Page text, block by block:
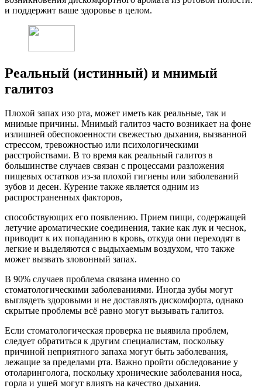
и поддержит ваше здоровье в целом.
Реальный (истинный) и мнимый
галитоз
Плохой запах изо рта, может иметь как реальные, так и
мнимые причины. Мнимый галитоз часто возникает на фоне
излишней обеспокоенности свежестью дыхания, вызванной
стрессом, тревожностью или психологическими
расстройствами. В то время как реальный галитоз в
большинстве случаев связан с процессами разложения
пищевых остатков из-за плохой гигиены или заболеваний
зубов и десен. Курение также является одним из
распространенных факторов,
способствующих его появлению. Прием пищи, содержащей
летучие ароматические соединения, такие как лук и чеснок,
приводит к их попаданию в кровь, откуда они переходят в
легкие и выделяются с выдыхаемым воздухом, что также
может вызвать зловонный запах.
В 90% случаев проблема связана именно со
стоматологическими заболеваниями. Иногда зубы могут
выглядеть здоровыми и не доставлять дискомфорта, однако
скрытые проблемы всё равно могут вызывать галитоз.
Если стоматологическая проверка не выявила проблем,
следует обратиться к другим специалистам, поскольку
причиной неприятного запаха могут быть заболевания,
лежащие за пределами рта. Важно пройти обследование у
отоларинголога, поскольку хронические заболевания носа,
горла и ушей могут влиять на качество дыхания.